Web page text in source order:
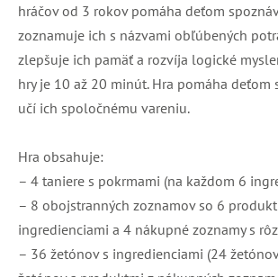
hráčov od 3 rokov pomáha deťom
zoznamuje ich s názvami obľúbených
zlepšuje ich pamäť a rozvíja logické
hry je 10 až 20 minút. Hra pomáha deťom
učí ich spoločnému vareniu.
Hra obsahuje:
– 4 taniere s pokrmami (na každom 6
– 8 obojstranných zoznamov so 6
ingredienciami a 4 nákupné zoznamy s
– 36 žetónov s ingredienciami (24